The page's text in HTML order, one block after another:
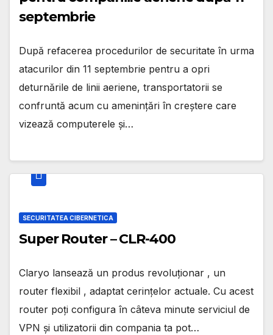
septembrie
După refacerea procedurilor de securitate în urma
atacurilor din 11 septembrie pentru a opri
deturnările de linii aeriene, transportatorii se
confruntă acum cu amenințări în creștere care
vizează computerele și…
SECURITATEA CIBERNETICA
Super Router – CLR-400
Claryo lansează un produs revoluționar , un
router flexibil , adaptat cerințelor actuale. Cu acest
router poți configura în câteva minute serviciul de
VPN și utilizatorii din compania ta pot…